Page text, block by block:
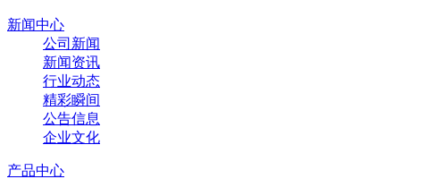
新闻中心
公司新闻
新闻资讯
行业动态
精彩瞬间
公告信息
企业文化
产品中心